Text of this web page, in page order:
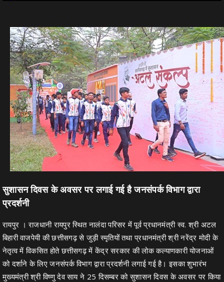
सुशासन दिवस के अवसर पर लगाई गई है जनसंपर्क विभाग द्वारा
प्रदर्शनी
रायपुर । राजधानी रायपुर स्थित नालंदा परिसर में पूर्व प्रधानमंत्री स्व. श्री अटल
बिहारी वाजपेयी की छत्तीसगढ़ से जुड़ी स्मृतियों तथा प्रधानमंत्री श्री नरेंद्र मोदी के
नेतृत्व में विकसित होते छत्तीसगढ़ में केंद्र सरकार की लोक कल्याणकारी योजनाओं
को दर्शाने के लिए जनसंपर्क विभाग द्वारा प्रदर्शनी लगाई गई है। इसका शुभारंभ
मुख्यमंत्री श्री विष्णु देव साय ने 25 दिसम्बर को सुशासन दिवस के अवसर पर किया